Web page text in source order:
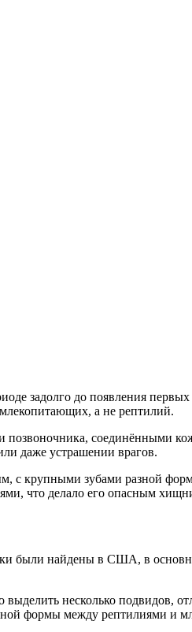
задолго до появления первых
а не рептилий.
соединёнными
даже устрашении врагов.
с крупными зубами разной
что делало его опасным
были найдены в США, в
выделить несколько подвидов,
формы между рептилиями и